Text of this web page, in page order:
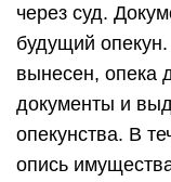
через суд.
будущий
вынесен, опека
документы и
опекунства. В
опись